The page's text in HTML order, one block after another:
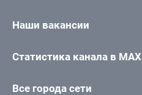
Наши вакансии
Статистика канала в MAX
Все города сети